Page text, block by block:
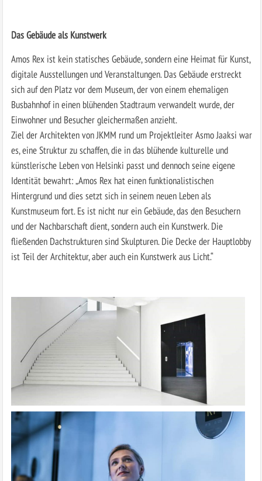
Das Gebäude als Kunstwerk
Amos Rex ist kein statisches Gebäude, sondern eine Heimat für Kunst,
digitale Ausstellungen und Veranstaltungen. Das Gebäude erstreckt
sich auf den Platz vor dem Museum, der von einem ehemaligen
Busbahnhof in einen blühenden Stadtraum verwandelt wurde, der
Einwohner und Besucher gleichermaßen anzieht.
Ziel der Architekten von JKMM rund um Projektleiter Asmo Jaaksi war
es, eine Struktur zu schaffen, die in das blühende kulturelle und
künstlerische Leben von Helsinki passt und dennoch seine eigene
Identität bewahrt: „Amos Rex hat einen funktionalistischen
Hintergrund und dies setzt sich in seinem neuen Leben als
Kunstmuseum fort. Es ist nicht nur ein Gebäude, das den Besuchern
und der Nachbarschaft dient, sondern auch ein Kunstwerk. Die
fließenden Dachstrukturen sind Skulpturen. Die Decke der Hauptlobby
ist Teil der Architektur, aber auch ein Kunstwerk aus Licht.“